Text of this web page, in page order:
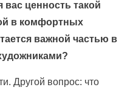
ценность такой
в комфортных
важной частью в
Другой вопрос: что